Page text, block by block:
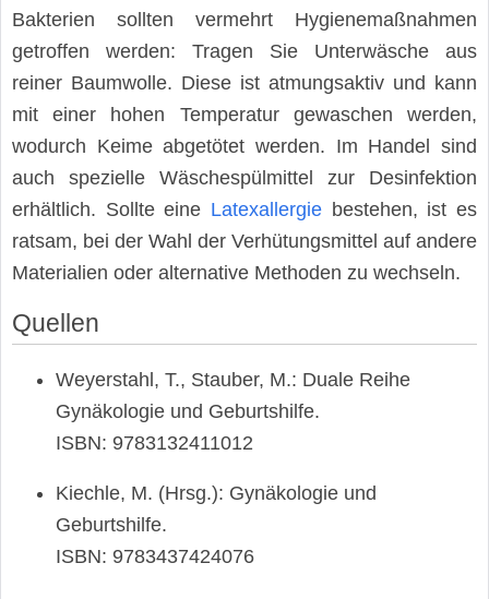
Bakterien sollten vermehrt Hygienemaßnahmen
getroffen werden: Tragen Sie Unterwäsche aus
reiner Baumwolle. Diese ist atmungsaktiv und kann
mit einer hohen Temperatur gewaschen werden,
wodurch Keime abgetötet werden. Im Handel sind
auch spezielle Wäschespülmittel zur Desinfektion
erhältlich. Sollte eine Latexallergie bestehen, ist es
ratsam, bei der Wahl der Verhütungsmittel auf andere
Materialien oder alternative Methoden zu wechseln.
Quellen
Weyerstahl, T., Stauber, M.: Duale Reihe
Gynäkologie und Geburtshilfe.
ISBN: 9783132411012
Kiechle, M. (Hrsg.): Gynäkologie und
Geburtshilfe.
ISBN: 9783437424076